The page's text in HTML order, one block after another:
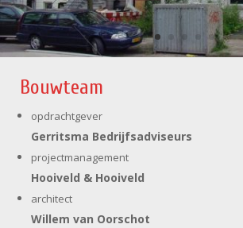
Bouwteam
opdrachtgever
Gerritsma Bedrijfsadviseurs
projectmanagement
Hooiveld & Hooiveld
architect
Willem van Oorschot